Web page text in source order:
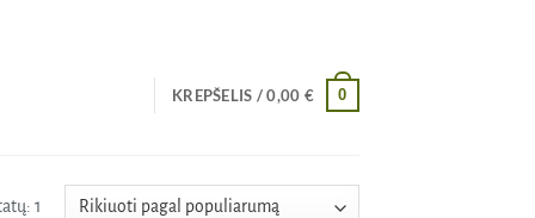
KREPŠELIS /0,00 € 0
1